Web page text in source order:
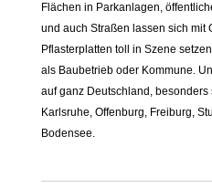
Flächen in Parkanlagen,
und auch Straßen lassen sich mit
Pflasterplatten toll in Szene
als Baubetrieb oder Kommune.
auf ganz Deutschland, besonders
Karlsruhe, Offenburg, Freiburg,
Bodensee.